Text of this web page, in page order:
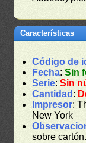
Características
Código de
Fecha:Sin
Serie:Sin
Cantidad :
Impresor:
New York
sobre cartón.